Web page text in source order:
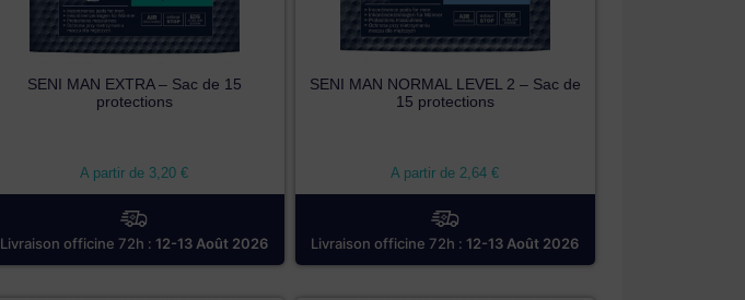
SENI MAN EXTRA – Sac de 15
protections
A partir de 3,20€
Livraison officine 72h : 12-13 Août 2026
SENI MAN NORMAL LEVEL 2 – Sac de
15 protections
A partir de 2,64€
Livraison officine 72h : 12-13 Août 2026